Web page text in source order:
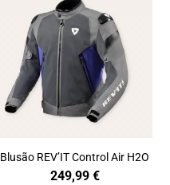
Blusão REV’IT Control Air H2O
249,99 €